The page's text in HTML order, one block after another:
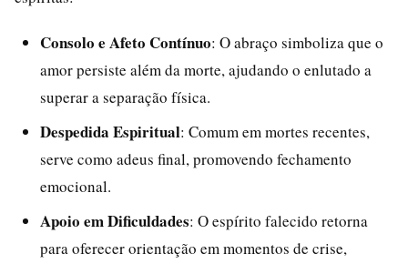
Consolo e Afeto Contínuo: O abraço simboliza que o
amor persiste além da morte, ajudando o enlutado a
superar a separação física.
Despedida Espiritual: Comum em mortes recentes,
serve como adeus final, promovendo fechamento
emocional.
Apoio em Dificuldades: O espírito falecido retorna
para oferecer orientação em momentos de crise,